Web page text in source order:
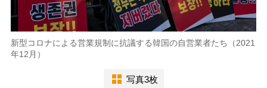
新型コロナによる営業規制に抗議する韓国の自営業者たち（2021
年12月）
写真3枚